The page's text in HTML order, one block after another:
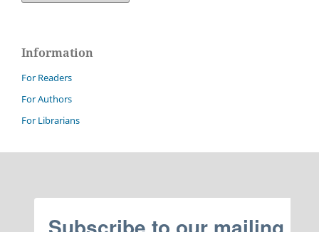
Information
For Readers
For Authors
For Librarians